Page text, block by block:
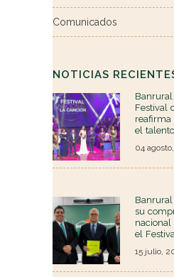
Comunicados
NOTICIAS
Festival
reafirma
el
04
su
el
15 julio,